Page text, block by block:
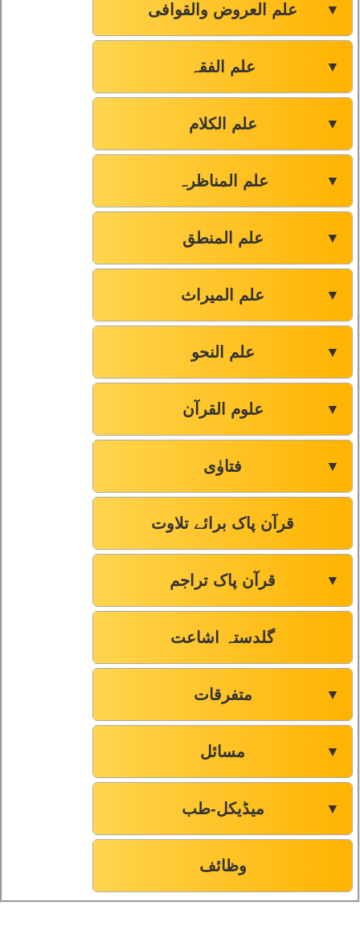
علم العروض والقوافی ▼
علم الفقہ ▼
علم الکلام ▼
علم المناظرہ ▼
علم المنطق ▼
علم المیراث ▼
علم النحو ▼
علوم القرآن ▼
فتاوٰی ▼
قرآن پاک برائے تلاوت
قرآن پاک تراجم ▼
گلدستہ اشاعت
متفرقات ▼
مسائل ▼
میڈیکل-طب ▼
وظائف